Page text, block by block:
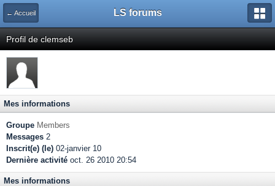
← Accueil LS forums
Profil de clemseb
Mes informations
Groupe Members
Messages 2
Inscrit(e) (le) 02-janvier 10
Dernière activité oct. 26 2010 20:54
Mes informations